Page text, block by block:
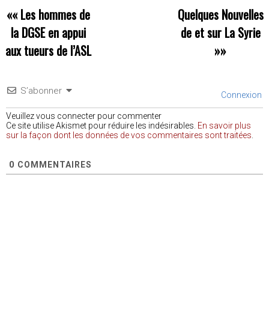
«« Les hommes de
la DGSE en appui
aux tueurs de l’ASL
Quelques Nouvelles
de et sur La Syrie
»»
S’abonner Connexion
Veuillez vous connecter pour commenter
Ce site utilise Akismet pour réduire les indésirables. En savoir plus
sur la façon dont les données de vos commentaires sont traitées
0 COMMENTAIRES